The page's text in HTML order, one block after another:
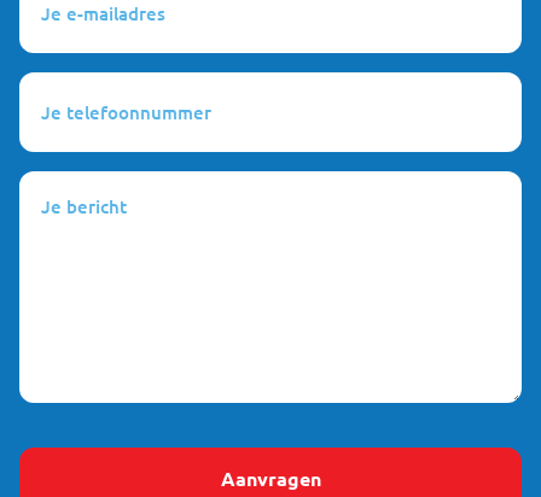
mailadres
(Vereist)
Je
telefoonnummer
(Vereist)
Je
bericht